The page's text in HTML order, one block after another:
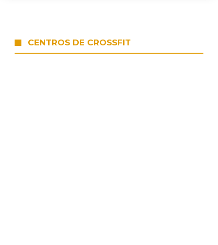
CENTROS DE CROSSFIT